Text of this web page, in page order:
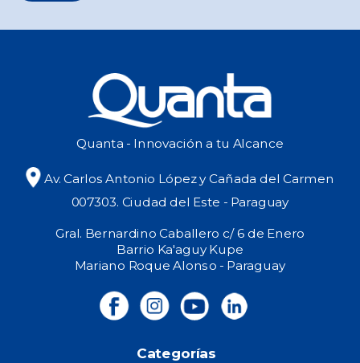
Quanta - Innovación a tu Alcance
Av. Carlos Antonio López y Cañada del Carmen
007303. Ciudad del Este - Paraguay
Gral. Bernardino Caballero c/ 6 de Enero
Barrio Ka'aguy Kupe
Mariano Roque Alonso - Paraguay
Categorías